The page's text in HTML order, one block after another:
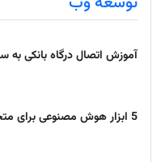
آموزش اتصال درگاه بانکی
5 ابزار هوش مصنوعی برای متحول کردن ووکامرس